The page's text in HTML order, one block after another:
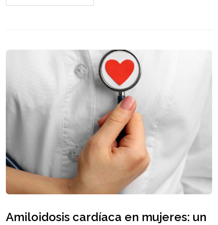
Amiloidosis cardíaca en mujeres: un